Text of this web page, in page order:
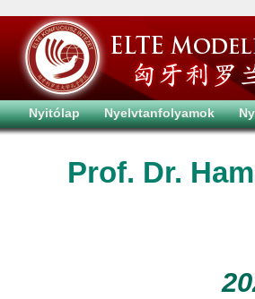
Nyitólap Nyelvtanfolyamok
Prof. Dr.